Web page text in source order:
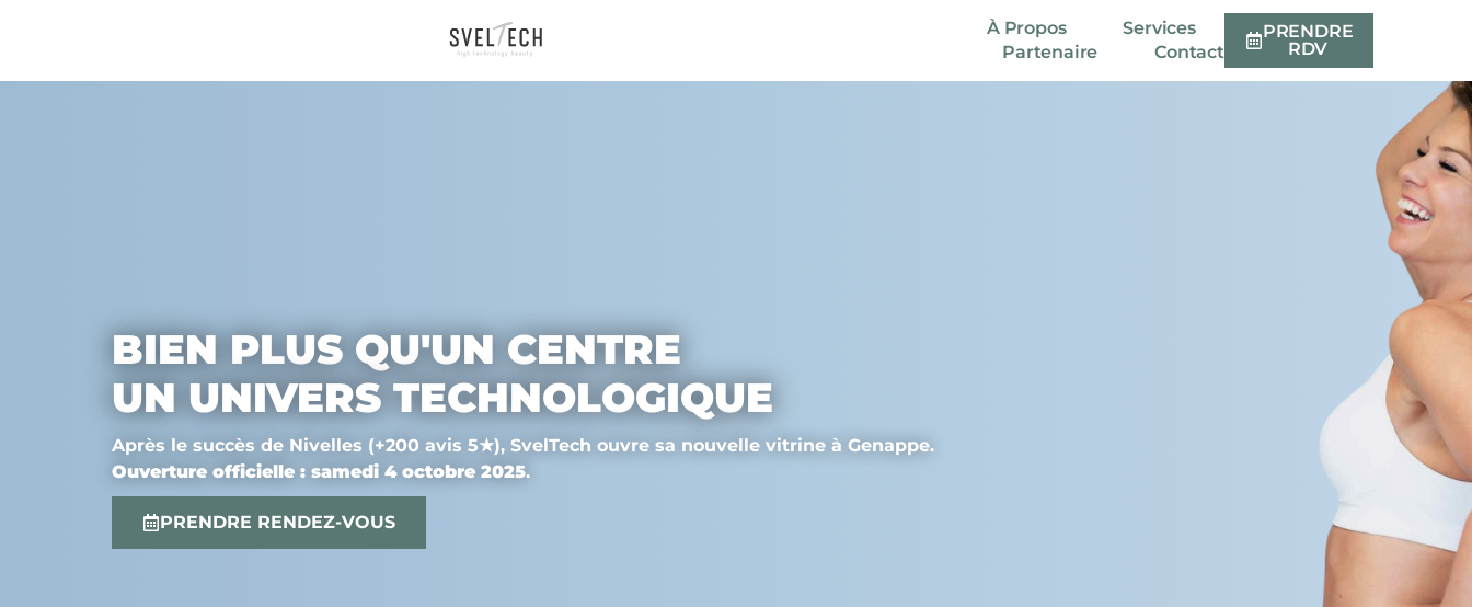
À Propos
Services
Partenaire
Contact
PRENDRE
RDV
BIEN PLUS QU'UN CENTRE
UN UNIVERS TECHNOLOGIQUE
Après le succès de Nivelles (+200 avis 5★), SvelTech ouvre sa nouvelle vitrine à Genappe.
Ouverture officielle : samedi 4 octobre 2025.
PRENDRE RENDEZ-VOUS